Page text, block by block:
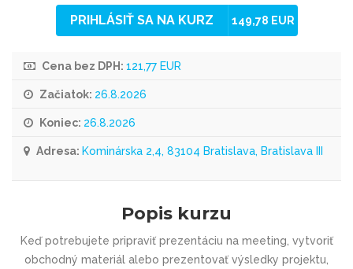
PRIHLÁSIŤ SA NA KURZ 149,78 EUR
Cena bez DPH: 121,77 EUR
Začiatok: 26.8.2026
Koniec: 26.8.2026
Adresa: Kominárska 2,4, 83104 Bratislava, Bratislava III
Popis kurzu
Keď potrebujete pripraviť prezentáciu na meeting, vytvoriť
obchodný materiál alebo prezentovať výsledky projektu,